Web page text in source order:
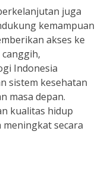
juga
kemampuan
akses ke
Indonesia
sistem kesehatan
masa depan.
kualitas hidup
secara